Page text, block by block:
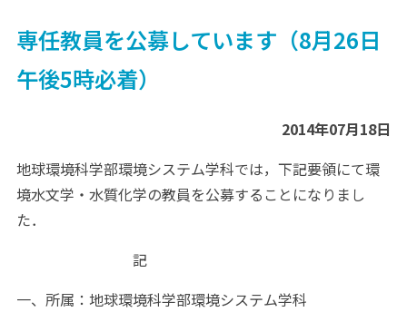
専任教員を公募しています（8月26日
午後5時必着）
2014年07月18日
地球環境科学部環境システム学科では，下記要領にて環
境水文学・水質化学の教員を公募することになりまし
た．
記
一、所属：地球環境科学部環境システム学科